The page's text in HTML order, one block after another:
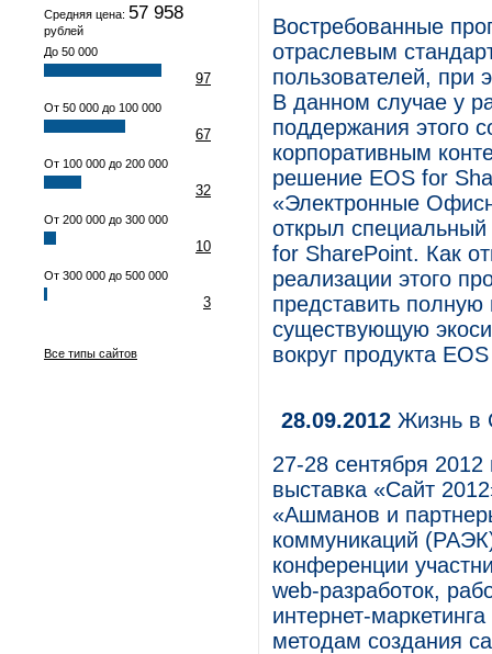
Средняя цена: 57 958
рублей
До 50 000
97
От 50 000 до 100 000
67
От 100 000 до 200 000
32
От 200 000 до 300 000
10
От 300 000 до 500 000
3
Все типы сайтов
Востребованные
отраслевым
пользователей, при
В данном случае у
поддержания этого
корпоративным
решение EOS for
«Электронные
открыл
for SharePoint. Как
реализации этого
представить
существующую
вокруг продукта
28.09.2012 Жизнь в
27-28 сентября
выставка «Сайт
«Ашманов и
коммуникаций
конференции
web-разработок,
интернет-
методам создания